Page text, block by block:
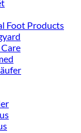
Foot Products